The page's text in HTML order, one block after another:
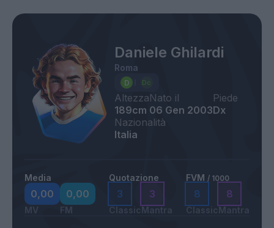
Daniele Ghilardi
Roma
Altezza
189cm
Nato il
06 Gen 2003
Piede
Dx
Nazionalità
Italia
Media
0,00
MV
0,00
FM
Quotazione
3
Classic
3
Mantra
FVM / 1000
8
Classic
8
Mantra